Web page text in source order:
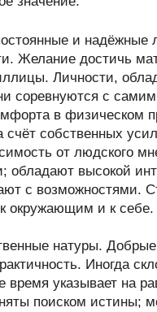
и надёжные
Желание достичь
Личности,
соревнуются с
в физическом
собственных
от людского
высокой
с возможностями.
окружающим и к
натуры.
Иногда
указывает на
поиском истины;